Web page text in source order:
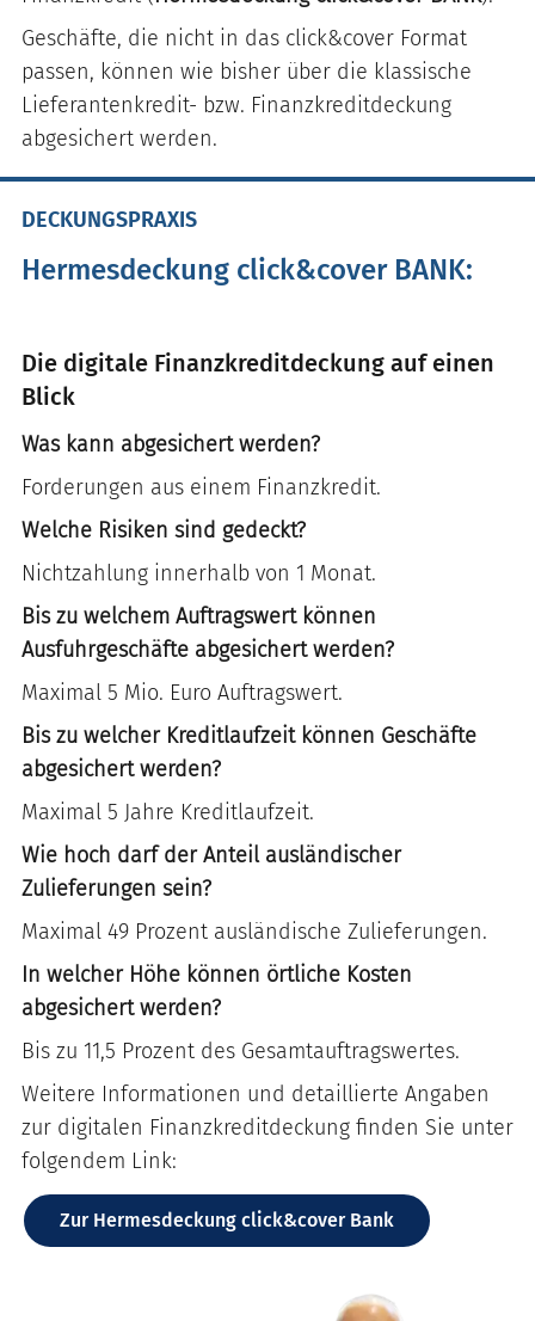
Geschäfte, die nicht in das click&cover Format
passen, können wie bisher über die klassische
Lieferantenkredit- bzw. Finanzkreditdeckung
abgesichert werden.
DECKUNGSPRAXIS
Hermesdeckung click&cover BANK:
Die digitale Finanzkreditdeckung auf einen
Blick
Was kann abgesichert werden?
Forderungen aus einem Finanzkredit.
Welche Risiken sind gedeckt?
Nichtzahlung innerhalb von 1 Monat.
Bis zu welchem Auftragswert können
Ausfuhrgeschäfte abgesichert werden?
Maximal 5 Mio. Euro Auftragswert.
Bis zu welcher Kreditlaufzeit können Geschäfte
abgesichert werden?
Maximal 5 Jahre Kreditlaufzeit.
Wie hoch darf der Anteil ausländischer
Zulieferungen sein?
Maximal 49 Prozent ausländische Zulieferungen.
In welcher Höhe können örtliche Kosten
abgesichert werden?
Bis zu 11,5 Prozent des Gesamtauftragswertes.
Weitere Informationen und detaillierte Angaben
zur digitalen Finanzkreditdeckung finden Sie unter
folgendem Link:
Zur Hermesdeckung click&cover Bank